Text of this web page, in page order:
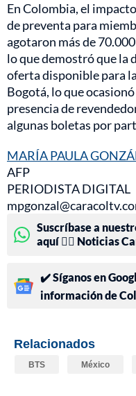
En Colombia, el
de preventa para
agotaron más de
lo que demostró que la
oferta disponible para
Bogotá, lo que
presencia de
algunas boletas por
MARÍA PAULA
AFP
PERIODISTA DIGITAL
Suscríbase a
aquí 👉🏻 Noticias
✔️ Síganos en
información de
Relacionados
BTS México